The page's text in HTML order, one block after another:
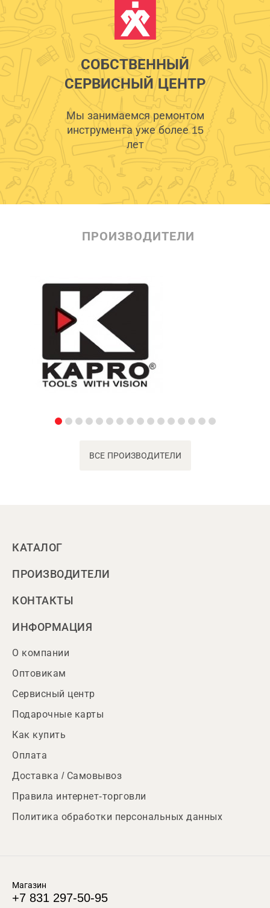
СОБСТВЕННЫЙ
СЕРВИСНЫЙ ЦЕНТР
Мы занимаемся ремонтом
инструмента уже более 15
лет
ПРОИЗВОДИТЕЛИ
ВСЕ ПРОИЗВОДИТЕЛИ
КАТАЛОГ
ПРОИЗВОДИТЕЛИ
КОНТАКТЫ
ИНФОРМАЦИЯ
О компании
Оптовикам
Сервисный центр
Подарочные карты
Как купить
Оплата
Доставка / Самовывоз
Правила интернет-торговли
Политика обработки персональных данных
Магазин
+7 831 297-50-95